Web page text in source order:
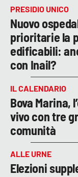
PRESIDIO UNICO
Nuovo
prioritarie la
edificabili:
con Inail?
IL CALENDARIO
Bova Marina,
vivo con tre
comunità
ALLE URNE
Elezioni